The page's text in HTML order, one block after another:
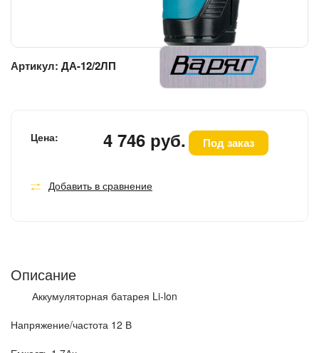
Артикул: ДА-12/2ЛП
Цена: 4 746 руб. Под заказ
Добавить в сравнение
Описание
Аккумуляторная батарея Li-lon
Напряжение/частота 12 В